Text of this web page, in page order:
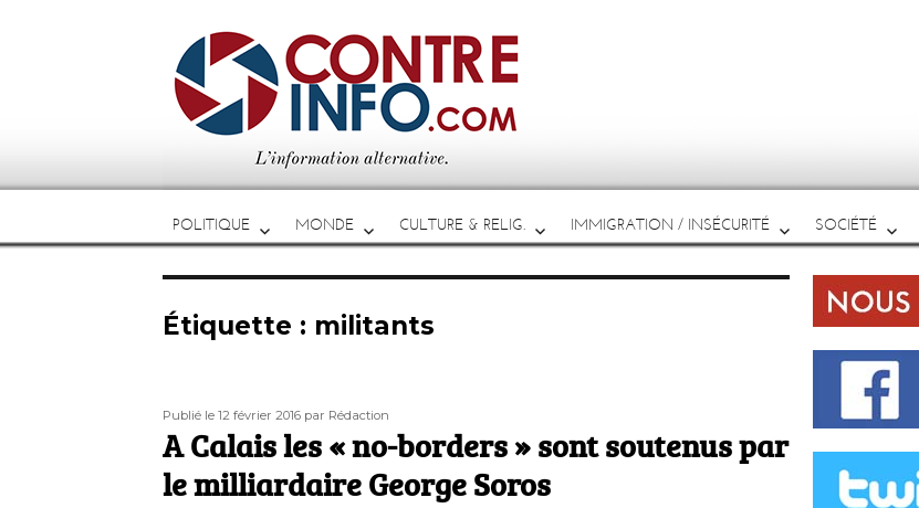
POLITIQUE MONDE CULTURE & RELIG. IMMIGRATION / INSÉCURITÉ SOCIÉTÉ
Étiquette : militants
Publié
le
Publié le 12 février 2016 Auteur
par Rédaction
A Calais les « no-borders » sont soutenus par
le milliardaire George Soros